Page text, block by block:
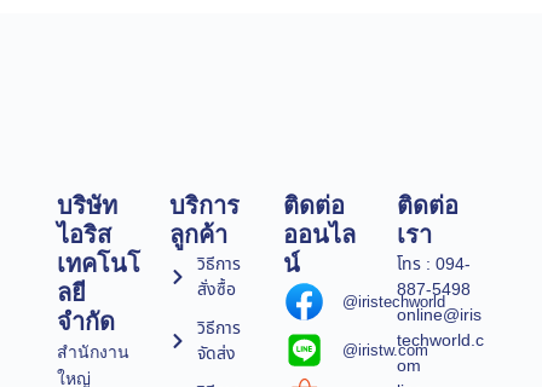
บริษัท
ไอริส
เทคโนโ
ลยี
จำกัด
สำนักงาน
ใหญ่
บริการ
ลูกค้า
วิธีการ
สั่งซื้อ
วิธีการ
จัดส่ง
ติดต่อ
ออนไล
น์
@iristechworld
@iristw.com
ติดต่อ
เรา
โทร : 094-
887-5498
online@iris
techworld.c
om